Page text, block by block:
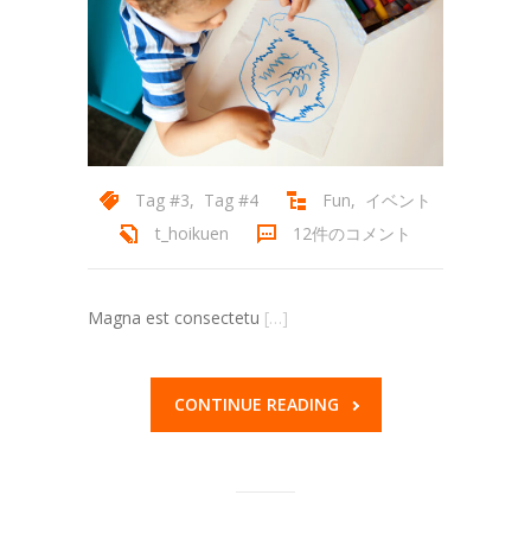
求人情報
Tag #3, Tag #4 Fun, イベント
t_hoikuen
12件のコメント
Magna est consectetu […]
CONTINUE READING